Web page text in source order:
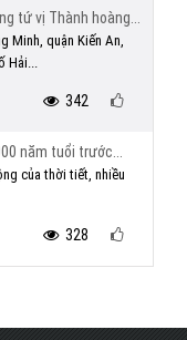
tứ vị Thành hoàng...
Minh, quận Kiến An,
Hải...
342
năm tuổi trước...
của thời tiết, nhiều
328